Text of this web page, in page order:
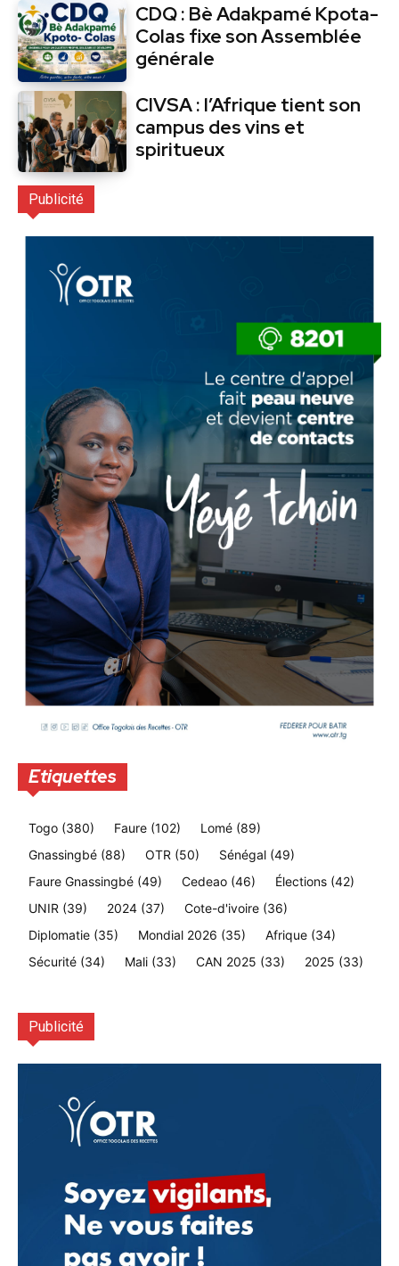
CDQ : Bè Adakpamé Kpota-
Colas fixe son Assemblée
générale
CIVSA : l’Afrique tient son
campus des vins et
spiritueux
Publicité
Etiquettes
Togo (380) Faure (102) Lomé (89)
Gnassingbé (88) OTR (50) Sénégal (49)
Faure Gnassingbé (49) Cedeao (46) Élections (42)
UNIR (39) 2024 (37) Cote-d'ivoire (36)
Diplomatie (35) Mondial 2026 (35) Afrique (34)
Sécurité (34) Mali (33) CAN 2025 (33) 2025 (33)
Publicité